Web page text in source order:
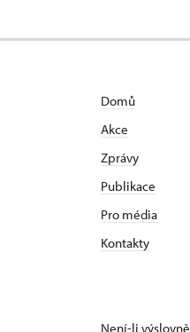
Domů
Akce
Zprávy
Publikace
Pro média
Kontakty
Není-li